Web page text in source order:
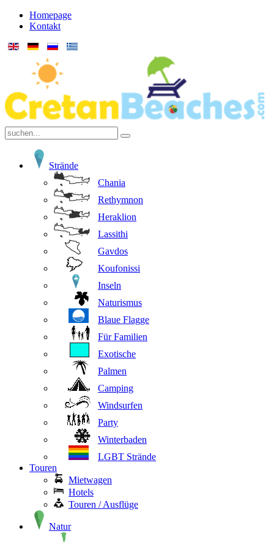
Homepage
Kontakt
Strände
Chania
Rethymnon
Heraklion
Lassithi
Gavdos
Koufonissi
Inseln
Naturismus
Blaue Flagge
Für Familien
Exotische
Palmen
Camping
Windsurfen
Party
Winterbaden
LGBT Strände
Touren
Mietwagen
Hotels
Touren / Ausflüge
Natur